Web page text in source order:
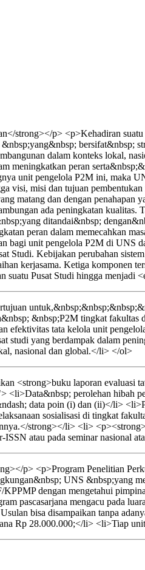
strong></p> <p>Kehadiran
bersifat&nbsp;
dalam konteks lokal,
meningkatkan peran
unit pengelola P2M ini, maka
visi, misi dan tujuan
matang dan dengan
ada peningkatan
ditandai&nbsp;
peran dalam memecahkan
bagi unit pengelola P2M di UNS
Studi. Kebijakan perubahan
kerjasama. Ketiga komponen
Pusat Studi hingga
&nbsp;P2M tingkat fakultas
tata kelola unit
yang berdampak dalam
nasional dan global.</li> </ol>
laporan evaluasi
perolehan hibah
data poin (i) dan (ii)</li>
sosialisasi di tingkat
strong></li> <li>
atau pada seminar nasional
p> <p>Program Penelitian
UNS &nbsp;yang
dengan mengetahui
pascasarjana mengacu pada
bisa disampaikan tanpa
Rp 28.000.000;</li> <li>Tiap